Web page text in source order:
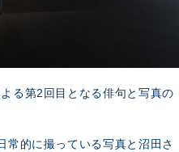
る第2回目となる俳句と写真の
常的に撮っている写真と沼田さ